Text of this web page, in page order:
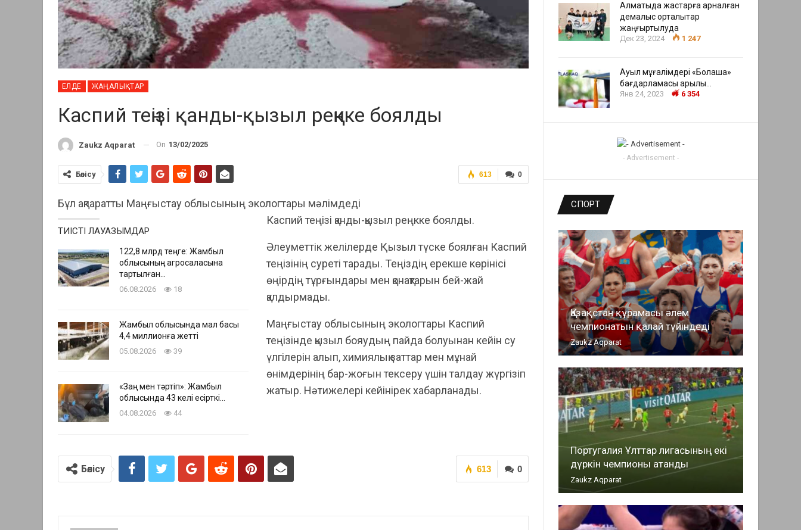
ЕЛДЕ ЖАҢАЛЫҚТАР
Каспий теңізі қанды-қызыл реңкке боялды
Zaukz Aqparat On 13/02/2025
0
613
Бөлісу
Бұл ақпаратты Маңғыстау облысының экологтары мәлімдеді
ТИІСТІ ЛАУАЗЫМДАР
122,8 млрд теңге: Жамбыл
облысының агросаласына
тартылған…
06.08.2026 18
Жамбыл облысында мал басы
4,4 миллионға жетті
05.08.2026 39
«Заң мен тәртіп»: Жамбыл
облысында 43 келі есірткі…
04.08.2026 44
Каспий теңізі қанды-қызыл реңкке боялды.
Әлеуметтік желілерде Қызыл түске боялған Каспий
теңізінің суреті тарады. Теңіздің ерекше көрінісі
өңірдің тұрғындары мен қонақтарын бей-жай
қалдырмады.
Маңғыстау облысының экологтары Каспий
теңізінде қызыл бояудың пайда болуынан кейін су
үлгілерін алып, химиялық заттар мен мұнай
өнімдерінің бар-жоғын тексеру үшін талдау жүргізіп
жатыр. Нәтижелері кейінірек хабарланады.
0
613
Бөлісу
Алматыда жастарға арналған
демалыс орталықтар
жаңғыртылуда
Дек 23, 2024 1 247
Ауыл мұғалімдері «Болашақ»
бағдарламасы арқылы…
Янв 24, 2023 6 354
- Advertisement -
СПОРТ
Қазақстан құрамасы әлем
чемпионатын қалай түйіндеді
Zaukz Aqparat
Португалия Ұлттар лигасының екі
дүркін чемпионы атанды
Zaukz Aqparat